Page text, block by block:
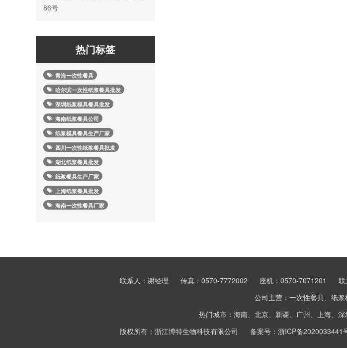
86号
热门标签
青海一次性餐具
哈尔滨一次性纸浆餐具批发
深圳纸浆模具餐具批发
海南纸浆餐具公司
纸浆模具餐具生产厂家
四川一次性纸浆餐具批发
湖北纸浆餐具批发
纸浆餐具生产厂家
上海纸浆餐具批发
海南一次性餐具厂家
联系人：谢经理 传真：0570-7772002 座机：0570-7071201
公司主营：一次性餐具、纸
热门城市：海南、北京、新疆、广州、上海、
版权所有：浙江博特生物科技有限公司
备案号： 浙ICP备2020033441